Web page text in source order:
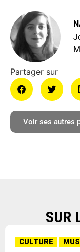
Voir ses autres
SUR
CULTURE